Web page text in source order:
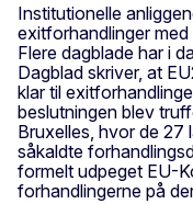
Institutionelle
exitforhandlinger med
Flere dagblade har i
Dagblad skriver, at
klar til
beslutningen blev
Bruxelles, hvor de 27
såkaldte
formelt udpeget EU-
forhandlingerne på